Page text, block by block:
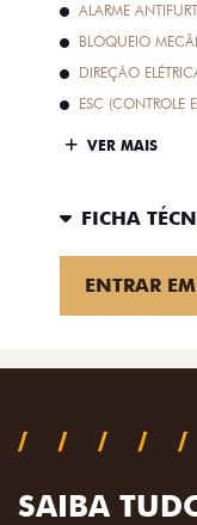
ALARME
BLOQUEIO
DIREÇÃO
ESC (CONTROLE
VER MAIS
FICHA
ENTRAR
SAIBA